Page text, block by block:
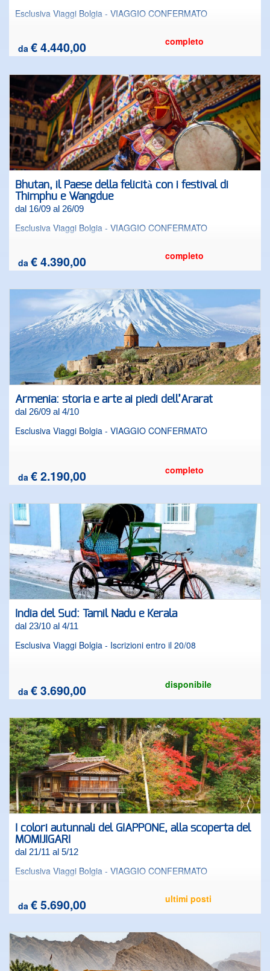
Esclusiva Viaggi Bolgia - VIAGGIO CONFERMATO
da € 4.440,00 completo
Bhutan, il Paese della felicità con i festival di
Thimphu e Wangdue
dal 16/09 al 26/09
Esclusiva Viaggi Bolgia - VIAGGIO CONFERMATO
da € 4.390,00 completo
Armenia: storia e arte ai piedi dell’Ararat
dal 26/09 al 4/10
Esclusiva Viaggi Bolgia - VIAGGIO CONFERMATO
da € 2.190,00 completo
India del Sud: Tamil Nadu e Kerala
dal 23/10 al 4/11
Esclusiva Viaggi Bolgia - Iscrizioni entro il 20/08
da € 3.690,00 disponibile
I colori autunnali del GIAPPONE, alla scoperta del
MOMIJIGARI
dal 21/11 al 5/12
Esclusiva Viaggi Bolgia - VIAGGIO CONFERMATO
da € 5.690,00 ultimi posti